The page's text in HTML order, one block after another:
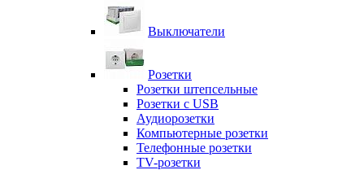
Выключатели
Розетки
Розетки штепсельные
Розетки с USB
Аудиорозетки
Компьютерные розетки
Телефонные розетки
TV-розетки